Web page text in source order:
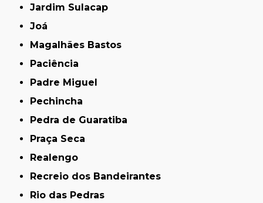
Jardim Sulacap
Joá
Magalhães Bastos
Paciência
Padre Miguel
Pechincha
Pedra de Guaratiba
Praça Seca
Realengo
Recreio dos Bandeirantes
Rio das Pedras